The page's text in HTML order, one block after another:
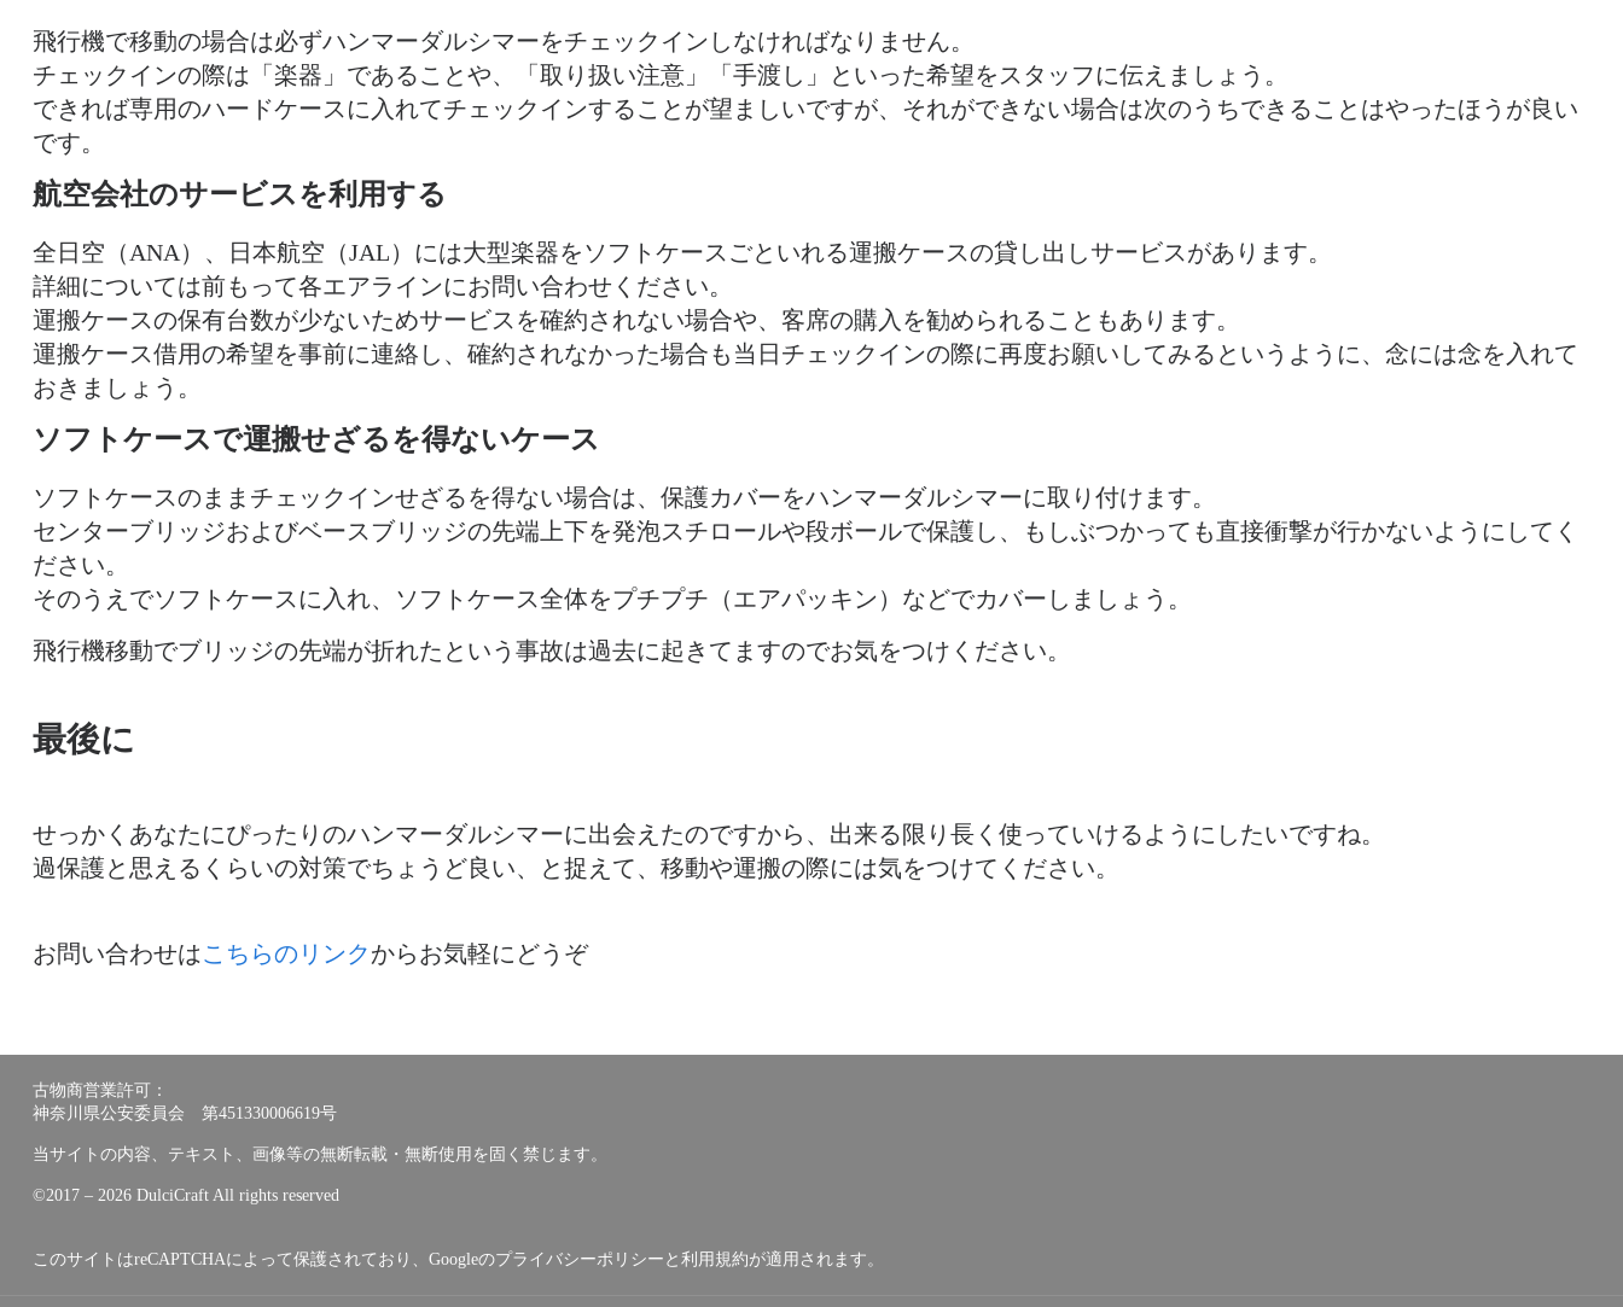
飛行機で移動の場合は必ずハンマーダルシマーをチェックインしなければなりません。
チェックインの際は「楽器」であることや、「取り扱い注意」「手渡し」といった希望をスタッフに伝えましょう。
できれば専用のハードケースに入れてチェックインすることが望ましいですが、それができない場合は次のうちできることはやったほうが良い
です。
航空会社のサービスを利用する
全日空（ANA）、日本航空（JAL）には大型楽器をソフトケースごといれる運搬ケースの貸し出しサービスがあります。
詳細については前もって各エアラインにお問い合わせください。
運搬ケースの保有台数が少ないためサービスを確約されない場合や、客席の購入を勧められることもあります。
運搬ケース借用の希望を事前に連絡し、確約されなかった場合も当日チェックインの際に再度お願いしてみるというように、念には念を入れて
おきましょう。
ソフトケースで運搬せざるを得ないケース
ソフトケースのままチェックインせざるを得ない場合は、保護カバーをハンマーダルシマーに取り付けます。
センターブリッジおよびベースブリッジの先端上下を発泡スチロールや段ボールで保護し、もしぶつかっても直接衝撃が行かないようにしてく
ださい。
そのうえでソフトケースに入れ、ソフトケース全体をプチプチ（エアパッキン）などでカバーしましょう。
飛行機移動でブリッジの先端が折れたという事故は過去に起きてますのでお気をつけください。
最後に
せっかくあなたにぴったりのハンマーダルシマーに出会えたのですから、出来る限り長く使っていけるようにしたいですね。
過保護と思えるくらいの対策でちょうど良い、と捉えて、移動や運搬の際には気をつけてください。
お問い合わせはこちらのリンクからお気軽にどうぞ
古物商営業許可：
神奈川県公安委員会 第451330006619号
当サイトの内容、テキスト、画像等の無断転載・無断使用を固く禁じます。
©︎2017 – 2026 DulciCraft All rights reserved
このサイトはreCAPTCHAによって保護されており、Googleのプライバシーポリシー と 利用規約が適用されます。